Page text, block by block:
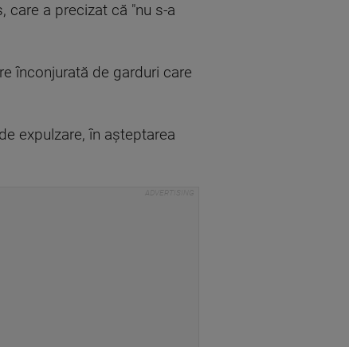
care a precizat că "nu s-a
înconjurată de garduri care
expulzare, în aşteptarea